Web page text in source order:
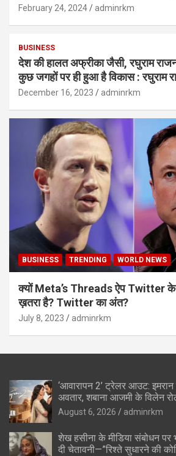
February 24, 2024 adminrkm
BUSINESS
देश की हालत अफ्रीका जैसी, रघुराम राजन
कुछ जगहों पर ही हुआ है विकास : रघुराम
December 16, 2023 adminrkm
BUSINESS TRENDING WORLD NEWS
क्यों Meta’s Threads ऐप Twitter के
ख़तरा है? Twitter का अंत?
July 8, 2023 adminrkm
‘आवारापन 2’ ट्रेलर आउट: इमरान
अवतार, शबाना आजमी के विलेन
August 6, 2026 adminrkm
शेख हसीना के मीडिया संबोधन पर
दी चेतावनी—”रिश्ते सुधारने की